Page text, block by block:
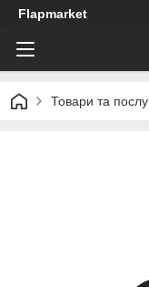
Flapmarket
Товари та